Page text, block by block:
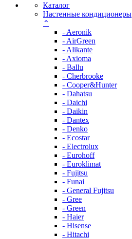
Каталог
Настенные кондиционеры
⌃
- Aeronik
- AirGreen
- Alikante
- Axioma
- Ballu
- Cherbrooke
- Cooper&Hunter
- Dahatsu
- Daichi
- Daikin
- Dantex
- Denko
- Ecostar
- Electrolux
- Eurohoff
- Euroklimat
- Fujitsu
- Funai
- General Fujitsu
- Gree
- Green
- Haier
- Hisense
- Hitachi